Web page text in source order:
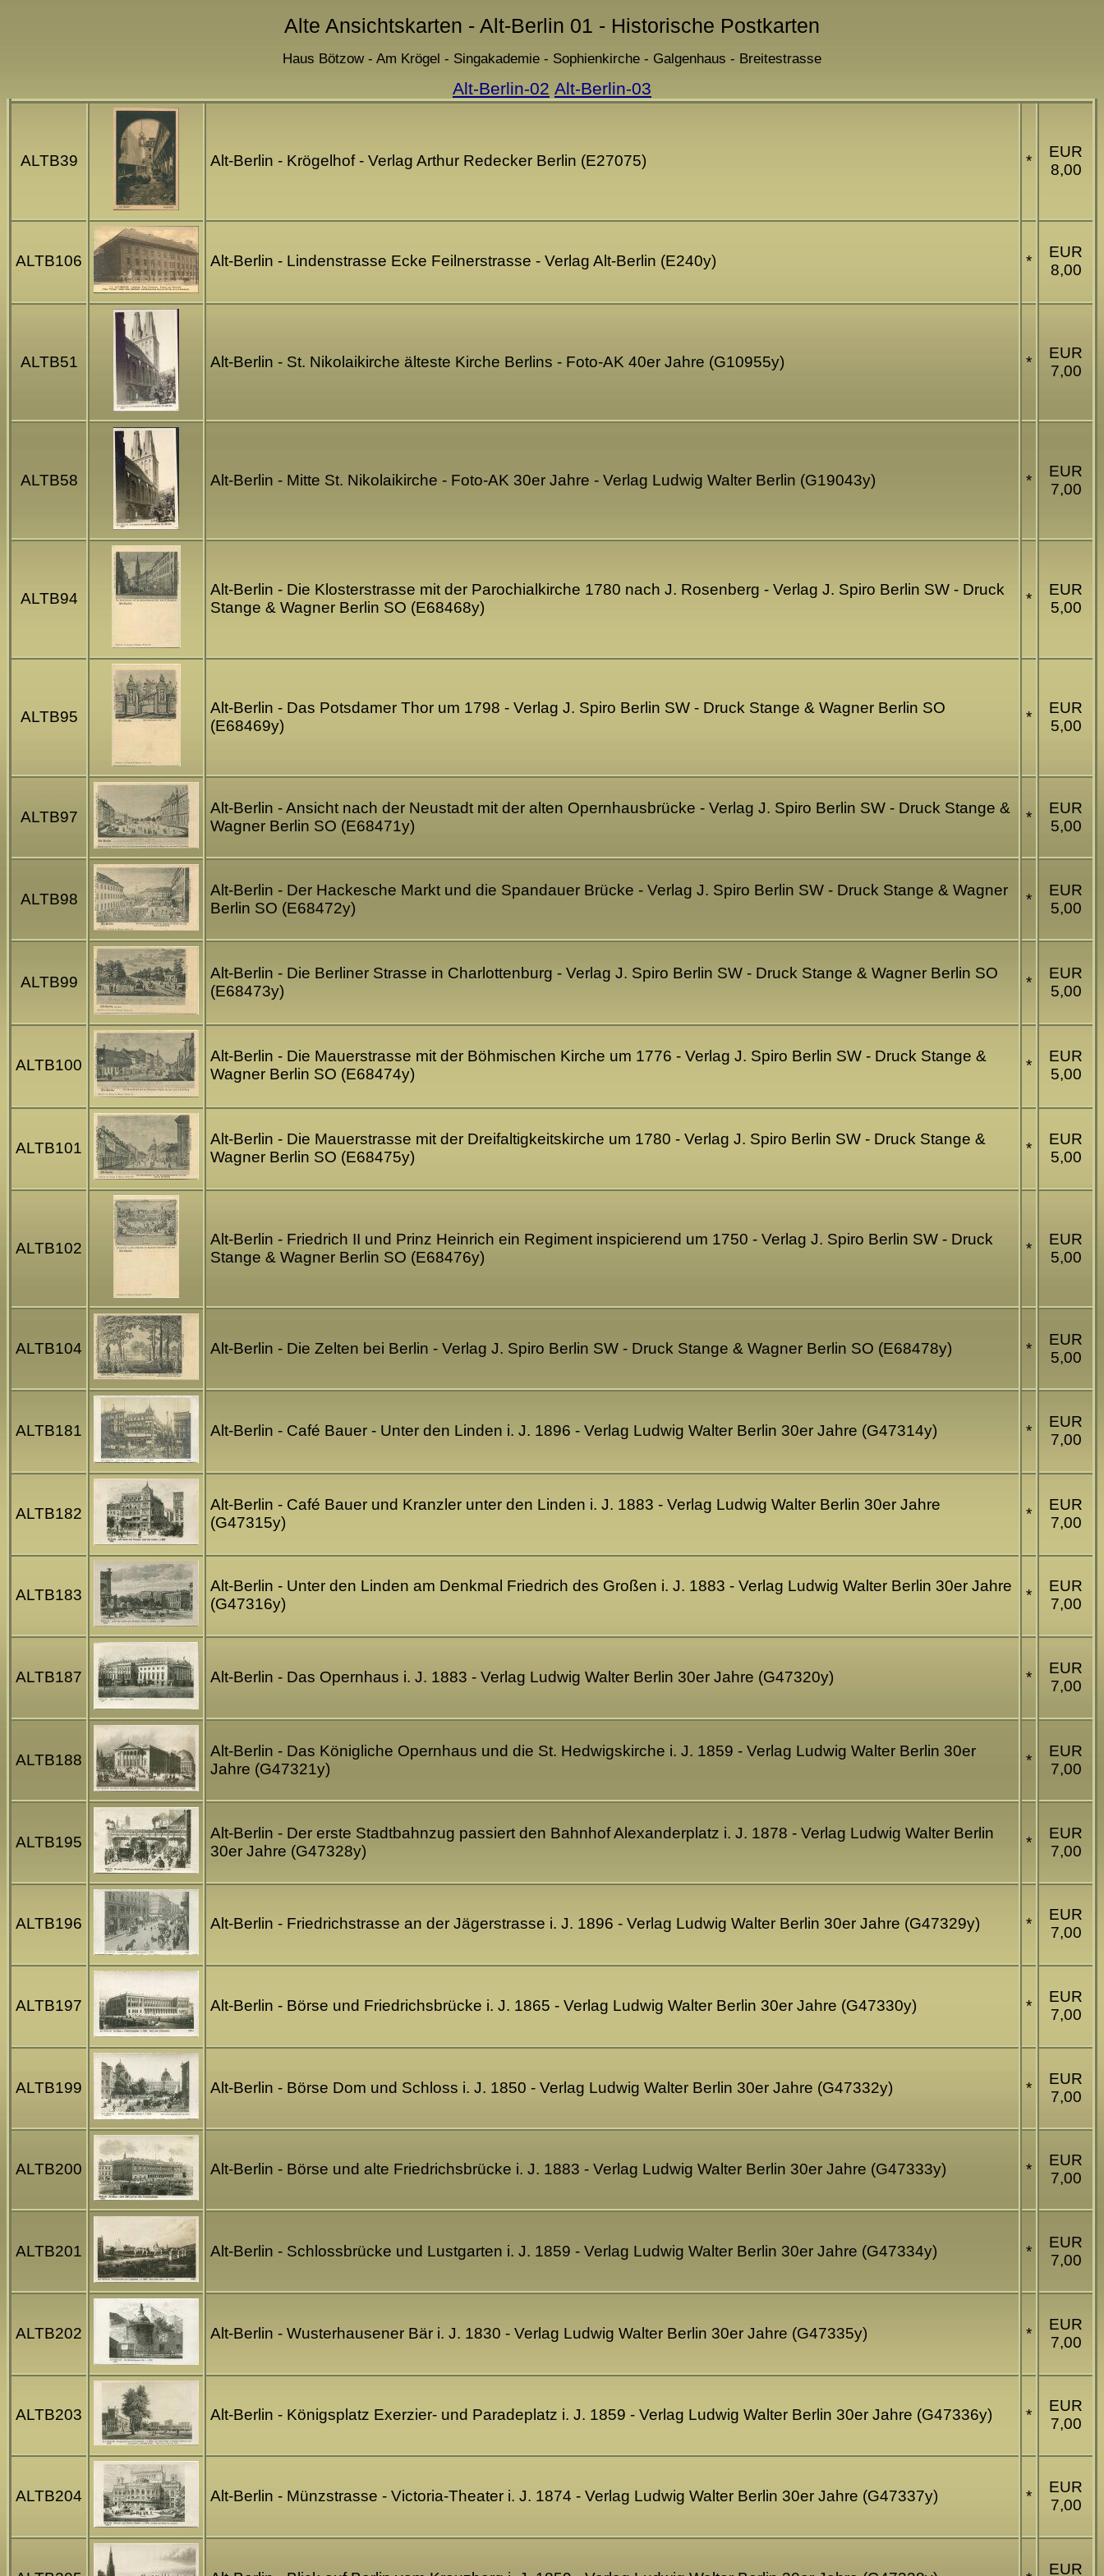
Alte Ansichtskarten - Alt-Berlin 01 - Historische Postkarten
Haus Bötzow - Am Krögel - Singakademie - Sophienkirche - Galgenhaus - Breitestrasse
Alt-Berlin-02 Alt-Berlin-03
ALTB39 Alt-Berlin - Krögelhof - Verlag Arthur Redecker Berlin (E27075) *
EUR
8,00
ALTB106 Alt-Berlin - Lindenstrasse Ecke Feilnerstrasse - Verlag Alt-Berlin (E240y) *
EUR
8,00
ALTB51 Alt-Berlin - St. Nikolaikirche älteste Kirche Berlins - Foto-AK 40er Jahre (G10955y) *
EUR
7,00
ALTB58 Alt-Berlin - Mitte St. Nikolaikirche - Foto-AK 30er Jahre - Verlag Ludwig Walter Berlin (G19043y) *
EUR
7,00
ALTB94
Alt-Berlin - Die Klosterstrasse mit der Parochialkirche 1780 nach J. Rosenberg - Verlag J. Spiro Berlin SW - Druck
Stange & Wagner Berlin SO (E68468y)
*
EUR
5,00
ALTB95
Alt-Berlin - Das Potsdamer Thor um 1798 - Verlag J. Spiro Berlin SW - Druck Stange & Wagner Berlin SO
(E68469y)
*
EUR
5,00
ALTB97
Alt-Berlin - Ansicht nach der Neustadt mit der alten Opernhausbrücke - Verlag J. Spiro Berlin SW - Druck Stange &
Wagner Berlin SO (E68471y)
*
EUR
5,00
ALTB98
Alt-Berlin - Der Hackesche Markt und die Spandauer Brücke - Verlag J. Spiro Berlin SW - Druck Stange & Wagner
Berlin SO (E68472y)
*
EUR
5,00
ALTB99
Alt-Berlin - Die Berliner Strasse in Charlottenburg - Verlag J. Spiro Berlin SW - Druck Stange & Wagner Berlin SO
(E68473y)
*
EUR
5,00
ALTB100
Alt-Berlin - Die Mauerstrasse mit der Böhmischen Kirche um 1776 - Verlag J. Spiro Berlin SW - Druck Stange &
Wagner Berlin SO (E68474y)
*
EUR
5,00
ALTB101
Alt-Berlin - Die Mauerstrasse mit der Dreifaltigkeitskirche um 1780 - Verlag J. Spiro Berlin SW - Druck Stange &
Wagner Berlin SO (E68475y)
*
EUR
5,00
ALTB102
Alt-Berlin - Friedrich II und Prinz Heinrich ein Regiment inspicierend um 1750 - Verlag J. Spiro Berlin SW - Druck
Stange & Wagner Berlin SO (E68476y)
*
EUR
5,00
ALTB104 Alt-Berlin - Die Zelten bei Berlin - Verlag J. Spiro Berlin SW - Druck Stange & Wagner Berlin SO (E68478y) *
EUR
5,00
ALTB181 Alt-Berlin - Café Bauer - Unter den Linden i. J. 1896 - Verlag Ludwig Walter Berlin 30er Jahre (G47314y) *
EUR
7,00
ALTB182
Alt-Berlin - Café Bauer und Kranzler unter den Linden i. J. 1883 - Verlag Ludwig Walter Berlin 30er Jahre
(G47315y)
*
EUR
7,00
ALTB183
Alt-Berlin - Unter den Linden am Denkmal Friedrich des Großen i. J. 1883 - Verlag Ludwig Walter Berlin 30er Jahre
(G47316y)
*
EUR
7,00
ALTB187 Alt-Berlin - Das Opernhaus i. J. 1883 - Verlag Ludwig Walter Berlin 30er Jahre (G47320y) *
EUR
7,00
ALTB188
Alt-Berlin - Das Königliche Opernhaus und die St. Hedwigskirche i. J. 1859 - Verlag Ludwig Walter Berlin 30er
Jahre (G47321y)
*
EUR
7,00
ALTB195
Alt-Berlin - Der erste Stadtbahnzug passiert den Bahnhof Alexanderplatz i. J. 1878 - Verlag Ludwig Walter Berlin
30er Jahre (G47328y)
*
EUR
7,00
ALTB196 Alt-Berlin - Friedrichstrasse an der Jägerstrasse i. J. 1896 - Verlag Ludwig Walter Berlin 30er Jahre (G47329y) *
EUR
7,00
ALTB197 Alt-Berlin - Börse und Friedrichsbrücke i. J. 1865 - Verlag Ludwig Walter Berlin 30er Jahre (G47330y) *
EUR
7,00
ALTB199 Alt-Berlin - Börse Dom und Schloss i. J. 1850 - Verlag Ludwig Walter Berlin 30er Jahre (G47332y) *
EUR
7,00
ALTB200 Alt-Berlin - Börse und alte Friedrichsbrücke i. J. 1883 - Verlag Ludwig Walter Berlin 30er Jahre (G47333y) *
EUR
7,00
ALTB201 Alt-Berlin - Schlossbrücke und Lustgarten i. J. 1859 - Verlag Ludwig Walter Berlin 30er Jahre (G47334y) *
EUR
7,00
ALTB202 Alt-Berlin - Wusterhausener Bär i. J. 1830 - Verlag Ludwig Walter Berlin 30er Jahre (G47335y) *
EUR
7,00
ALTB203 Alt-Berlin - Königsplatz Exerzier- und Paradeplatz i. J. 1859 - Verlag Ludwig Walter Berlin 30er Jahre (G47336y) *
EUR
7,00
ALTB204 Alt-Berlin - Münzstrasse - Victoria-Theater i. J. 1874 - Verlag Ludwig Walter Berlin 30er Jahre (G47337y) *
EUR
7,00
EUR